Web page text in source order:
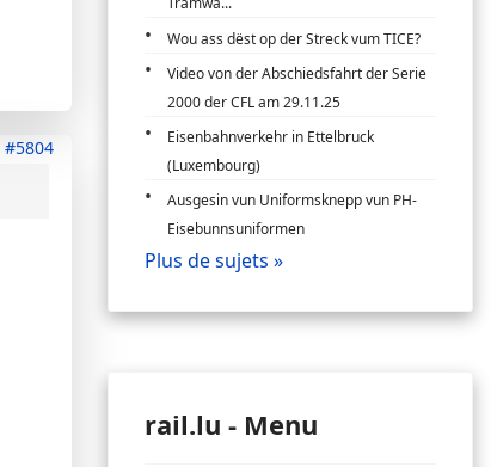
#5804
Wou ass dëst op der Streck vum TICE?
Video von der Abschiedsfahrt der Serie
2000 der CFL am 29.11.25
Eisenbahnverkehr in Ettelbruck
(Luxembourg)
Ausgesin vun Uniformsknepp vun PH-
Eisebunnsuniformen
Plus de sujets »
rail.lu - Menu